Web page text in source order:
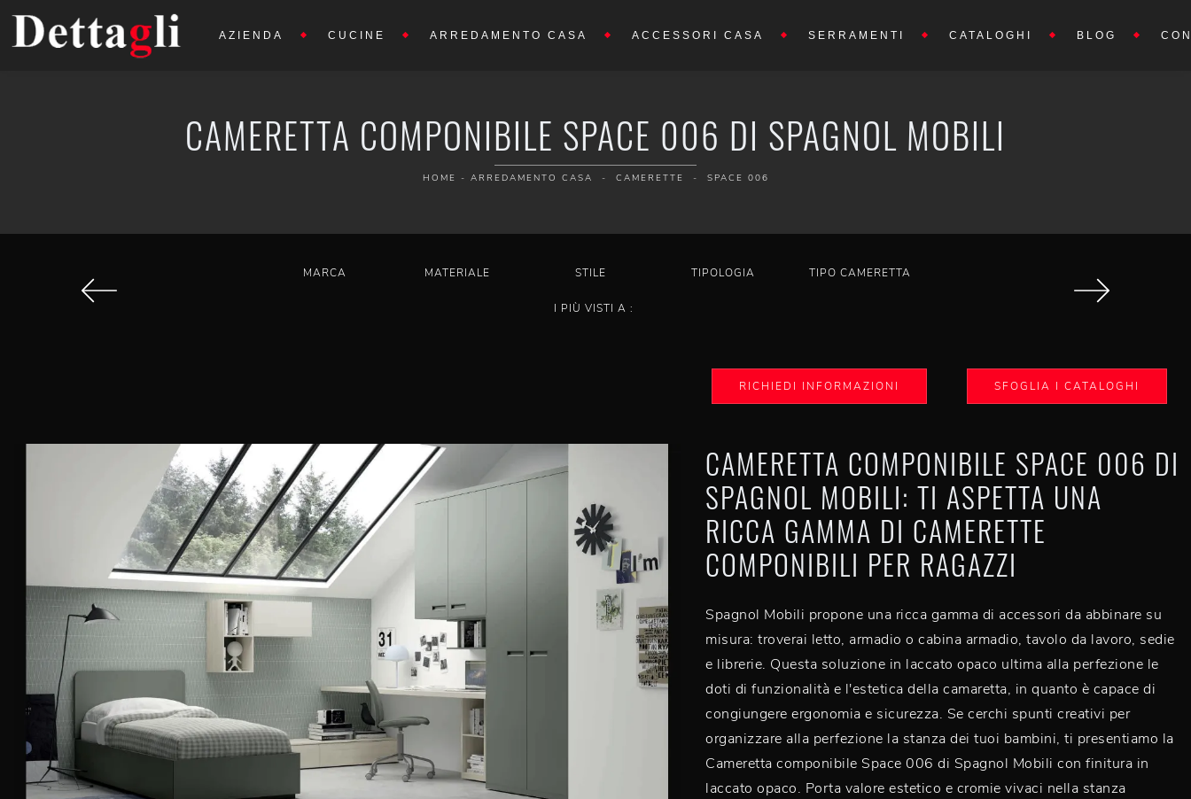
AZIENDA CUCINE ARREDAMENTO CASA ACCESSORI CASA SERRAMENTI CATALOGHI BLOG
CAMERETTA COMPONIBILE SPACE 006 DI SPAGNOL MOBILI
HOME - ARREDAMENTO CASA - CAMERETTE - SPACE 006
MARCA MATERIALE STILE TIPOLOGIA TIPO CAMERETTA
I PIÙ VISTI A :
RICHIEDI INFORMAZIONI SFOGLIA I CATALOGHI
CAMERETTA COMPONIBILE SPACE 006 DI
SPAGNOL MOBILI: TI ASPETTA UNA
RICCA GAMMA DI CAMERETTE
COMPONIBILI PER RAGAZZI
Spagnol Mobili propone una ricca gamma di accessori da abbinare su
misura: troverai letto, armadio o cabina armadio, tavolo da lavoro, sedie
e librerie. Questa soluzione in laccato opaco ultima alla perfezione le
doti di funzionalità e l'estetica della camaretta, in quanto è capace di
congiungere ergonomia e sicurezza. Se cerchi spunti creativi per
organizzare alla perfezione la stanza dei tuoi bambini, ti presentiamo la
Cameretta componibile Space 006 di Spagnol Mobili con finitura in
laccato opaco. Porta valore estetico e cromie vivaci nella stanza